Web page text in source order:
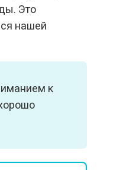
Это
нашей
к